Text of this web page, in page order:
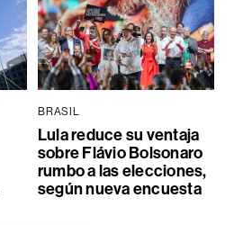
BRASIL
Lula reduce su ventaja
sobre Flávio Bolsonaro
rumbo a las elecciones,
según nueva encuesta